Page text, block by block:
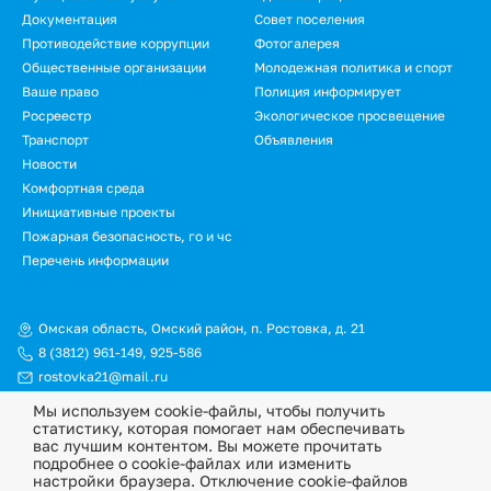
Документация
Совет поселения
Противодействие коррупции
Фотогалерея
Общественные организации
Молодежная политика и спорт
Ваше право
Полиция информирует
Росреестр
Экологическое просвещение
Транспорт
Объявления
Новости
Омская область, Омский район, п. Ростовка, д. 21
8 (3812) 961-149, 925-586
rostovka21@mail.ru
Подвал.
Дополнительное
меню
Комфортная среда
Инициативные проекты
Пожарная безопасность, го и чс
Перечень информации
© Официальный сайт Ростовкинского сельского поселения
Омского муниципального района Омской области, 2026
Политика конфиденциальности
Мы используем cookie-файлы, чтобы получить
статистику, которая помогает нам обеспечивать
вас лучшим контентом. Вы можете прочитать
подробнее о cookie-файлах или изменить
настройки браузера. Отключение cookie-файлов